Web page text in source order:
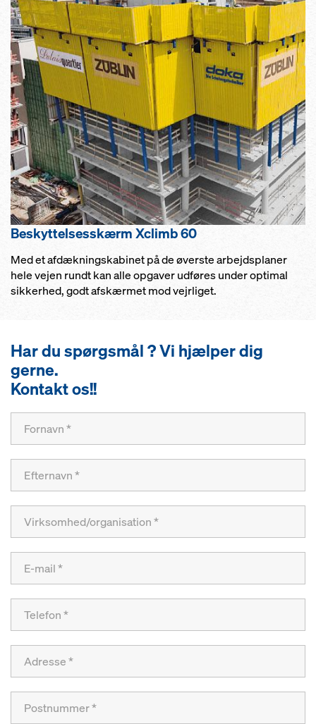
Beskyttelsesskærm Xclimb 60
Med et afdækningskabinet på de øverste arbejdsplaner
hele vejen rundt kan alle opgaver udføres under optimal
sikkerhed, godt afskærmet mod vejrliget.
Har du spørgsmål ? Vi hjælper dig
gerne.
Kontakt os!!